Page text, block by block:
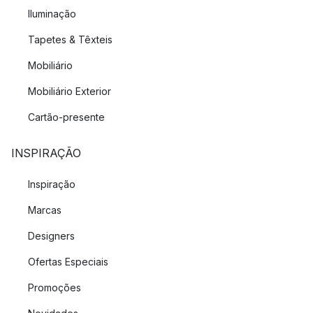
Isto é feito com a ajuda de novas colaborações de design e
do conhecimento que já existe na empresa há muito tempo.
Iluminação
Tapetes & Têxteis
Mobiliário
Mobiliário Exterior
Cartão-presente
INSPIRAÇÃO
Inspiração
Marcas
Designers
Ofertas Especiais
Promoções